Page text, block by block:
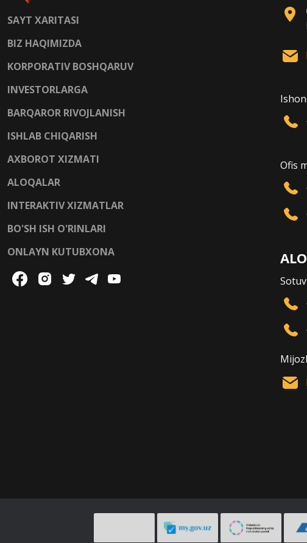
SAYT XARITASI
BIZ HAQIMIZDA
KORPORATIV BOSHQARUV
INVESTORLARGA
BARQAROR RIVOJLANISH
ISHLAB CHIQARISH
AXBOROT XIZMATI
ALOQALAR
INTERAKTIV XIZMATLAR
BO'SH ISH O'RINLARI
ONLAYN KUTUBXONA
Ofis